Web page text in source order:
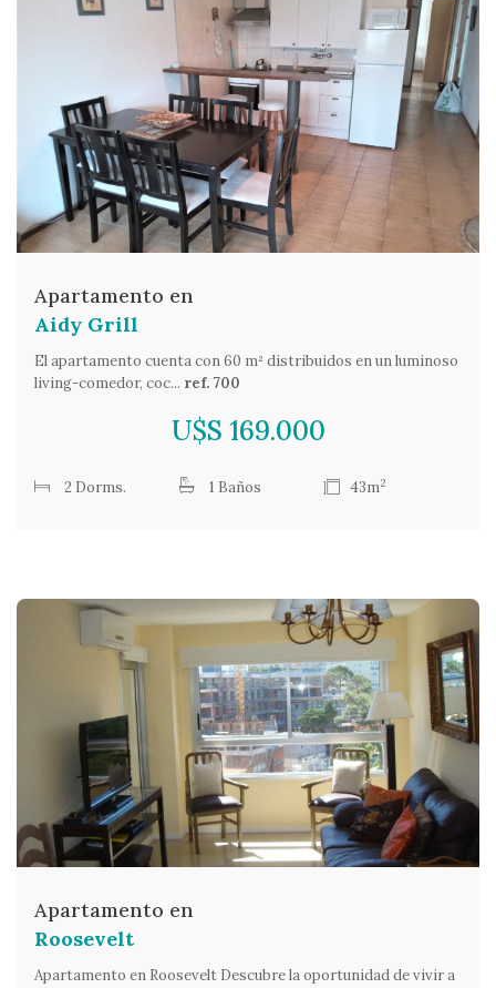
Apartamento en
Aidy Grill
El apartamento cuenta con 60 m² distribuidos en un luminoso
living-comedor, coc... ref. 700
U$S 169.000
2 Dorms. 1 Baños 43m2
Apartamento en
Roosevelt
Apartamento en Roosevelt Descubre la oportunidad de vivir a